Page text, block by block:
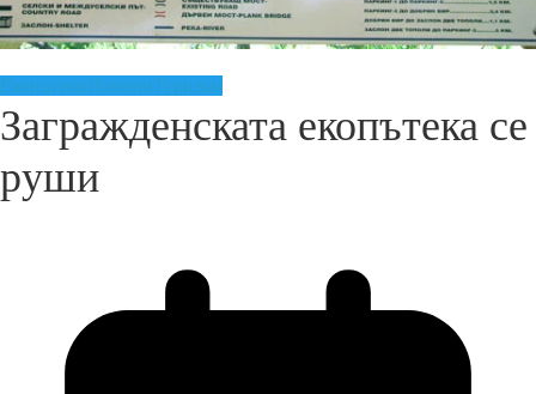
Екопътеки Новини Туризъм
Загражденската екопътека се
руши